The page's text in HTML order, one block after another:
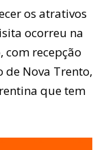
os atrativos
ocorreu na
com recepção
de Nova Trento,
que tem